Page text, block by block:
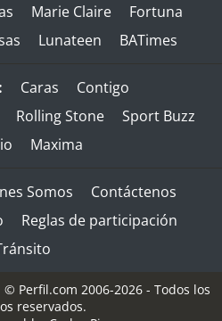
Marie Claire
Fortuna
Lunateen BATimes
Caras
Contigo
Rolling Stone
Sport Buzz
Maxima
Somos
Contáctenos
Reglas de participación
© Perfil.com 2006-2026 - Todos los
reservados.